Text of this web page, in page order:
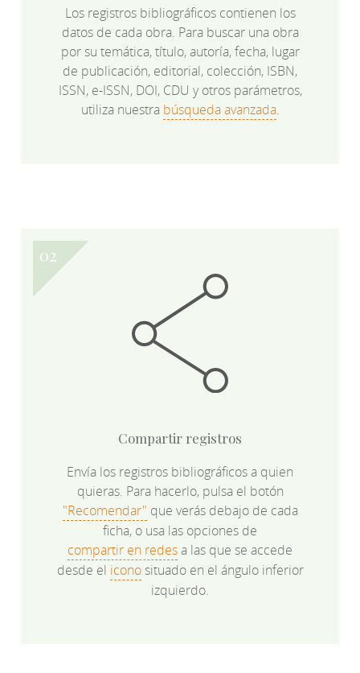
Los registros bibliográficos contienen los
datos de cada obra. Para buscar una obra
por su temática, título, autoría, fecha, lugar
de publicación, editorial, colección, ISBN,
ISSN, e-ISSN, DOI, CDU y otros parámetros,
utiliza nuestra búsqueda avanzada.
Compartir registros
Envía los registros bibliográficos a quien
quieras. Para hacerlo, pulsa el botón
"Recomendar" que verás debajo de cada
ficha, o usa las opciones de
compartir en redesa las que se accede
desde el iconosituado en el ángulo inferior
izquierdo.